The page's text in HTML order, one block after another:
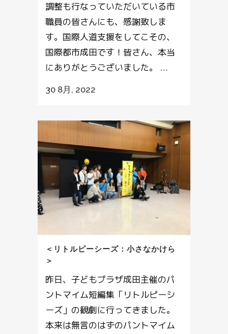
調整も行なっていただいている市
職員の皆さんにも、感謝致しま
す。国際人道支援をしてこその、
国際都市成田です！皆さん、本当
にありがとうございました。 ...
30 8月, 2022
＜リトルピーシーズ：小さなかけら
＞
昨日、子どもプラザ成田主催のパ
ントマイム短編集「リトルピーシ
ーズ」の観劇に行ってきました。
本来は無言のはずのパントマイム